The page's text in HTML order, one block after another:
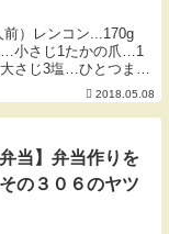
前）レンコン...170g
小さじ1たかの爪…1
さじ3塩…ひとつまみ
ンの穴と穴の間に包
込みを入れたところ
の穴のカーブ...
2018.05.08
当】弁当作りを
の３０６のヤツ